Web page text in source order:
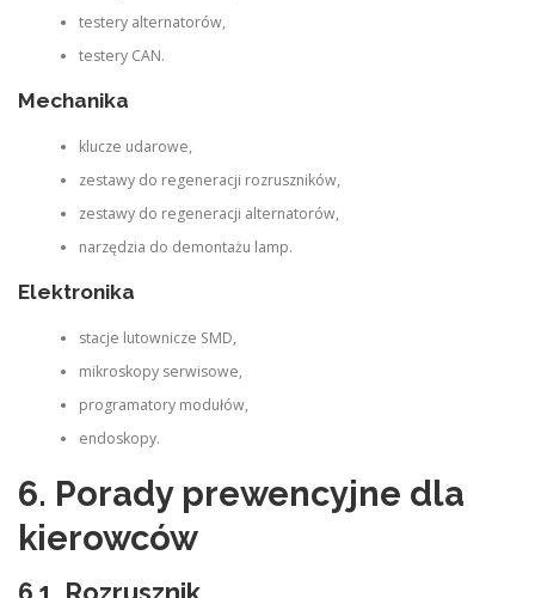
testery alternatorów,
testery CAN.
Mechanika
klucze udarowe,
zestawy do regeneracji rozruszników,
zestawy do regeneracji alternatorów,
narzędzia do demontażu lamp.
Elektronika
stacje lutownicze SMD,
mikroskopy serwisowe,
programatory modułów,
endoskopy.
6. Porady prewencyjne dla
kierowców